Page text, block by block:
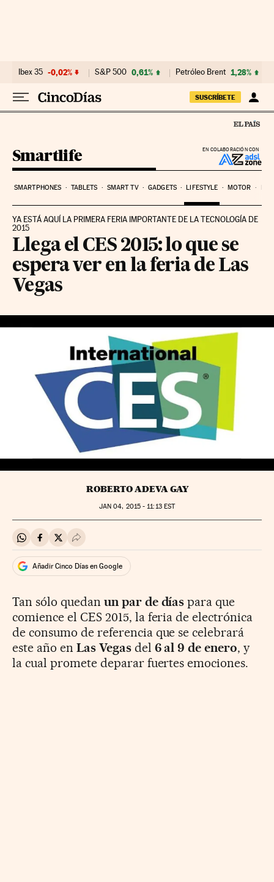
Ibex 35 -0,02% S&P 500 0,61% Petróleo Brent 1,28%
SUSCRÍBETE
EN COLABORACIÓN CON
Smartlife
SMARTPHONES TABLETS SMART TV GADGETS LIFESTYLE MOTOR
YA ESTÁ AQUÍ LA PRIMERA FERIA IMPORTANTE DE LA TECNOLOGÍA DE
2015
Llega el CES 2015: lo que se
espera ver en la feria de Las
Vegas
ROBERTO ADEVA GAY
JAN 04, 2015 - 11:13EST
Compartir en Whatsapp
Compartir en Facebook
Compartir en Twitter
Desplegar Redes Sociales
Añadir Cinco Días en Google
Tan sólo quedan un par de días para que
comience el CES 2015, la feria de electrónica
de consumo de referencia que se celebrará
este año en Las Vegasdel 6 al 9 de enero, y
la cual promete deparar fuertes emociones.